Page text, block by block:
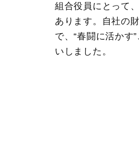
組合役員にとって
あります。自社の
で、“春闘に活かす
いしました。